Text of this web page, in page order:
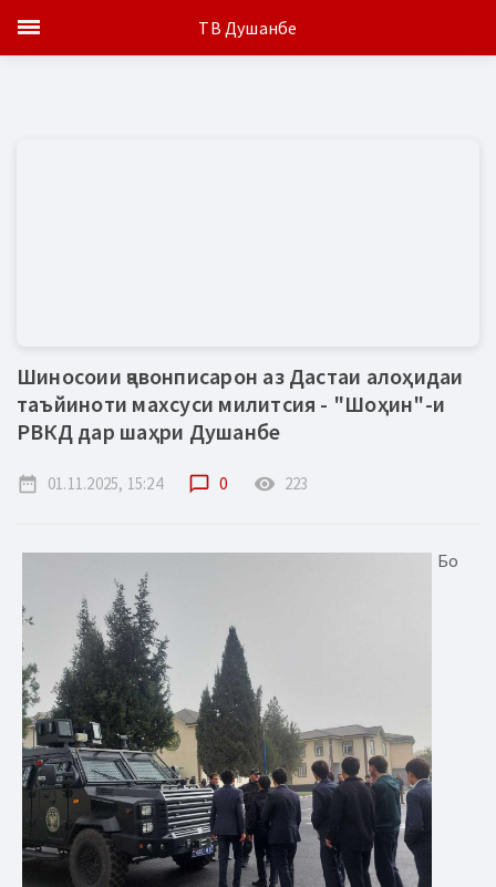
Шиносоии ҷавонписарон аз Дастаи алоҳидаи
таъйиноти махсуси милитсия - "Шоҳин"-и
РВКД дар шаҳри Душанбе
date_range 01.11.2025, 15:24 chat_bubble_outline 0 remove_red_eye 223
Бо
ТВ Душанбе